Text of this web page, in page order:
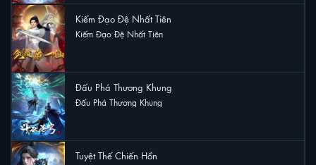
Kiếm Đạo Đệ Nhất Tiên
Kiếm Đạo Đệ Nhất Tiên
Đấu Phá Thương Khung
Đấu Phá Thương Khung
Tuyệt Thế Chiến Hồn